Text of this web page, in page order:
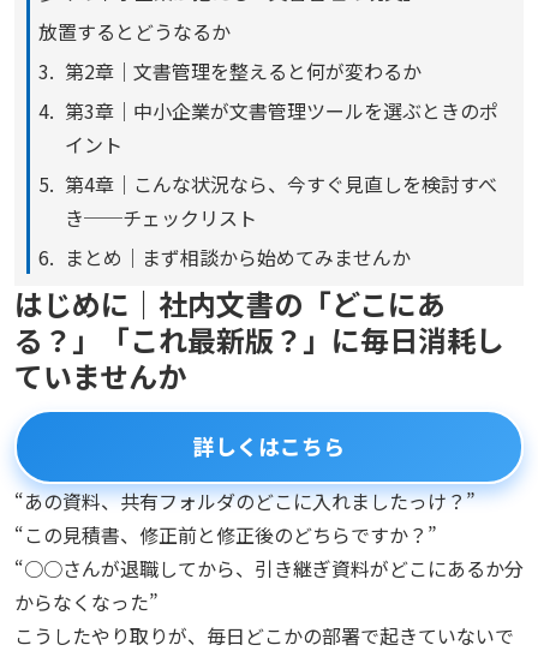
放置するとどうなるか
第2章｜文書管理を整えると何が変わるか
第3章｜中小企業が文書管理ツールを選ぶときのポ
イント
第4章｜こんな状況なら、今すぐ見直しを検討すべ
き──チェックリスト
まとめ｜まず相談から始めてみませんか
はじめに｜社内文書の「どこにあ
る？」「これ最新版？」に毎日消耗し
ていませんか
詳しくはこちら
“あの資料、共有フォルダのどこに入れましたっけ？”
“この見積書、修正前と修正後のどちらですか？”
“○○さんが退職してから、引き継ぎ資料がどこにあるか分
からなくなった”
こうしたやり取りが、毎日どこかの部署で起きていないで